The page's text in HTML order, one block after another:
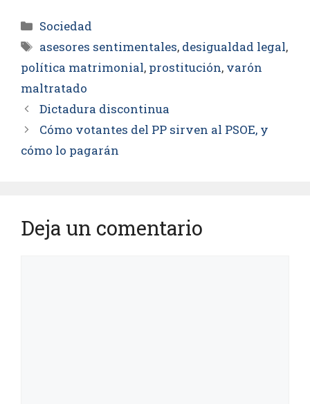
Sociedad
asesores sentimentales, desigualdad legal,
política matrimonial, prostitución, varón
maltratado
Dictadura discontinua
Cómo votantes del PP sirven al PSOE, y
cómo lo pagarán
Deja un comentario